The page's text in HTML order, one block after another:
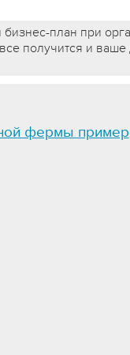
план при
получится и ваше
фермы пример